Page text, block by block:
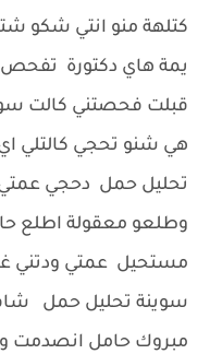
كتلهة منو انتي شكو
يمة هاي دكتورة تفحص
قبلت فحصتني كالت
هي شنو تحجي كالتلي
تحليل حمل دحجي عمتي
وطلعو معقولة اطلع
مستحيل عمتي ودتني
سوينة تحليل حمل
مبروك حامل انصدمت